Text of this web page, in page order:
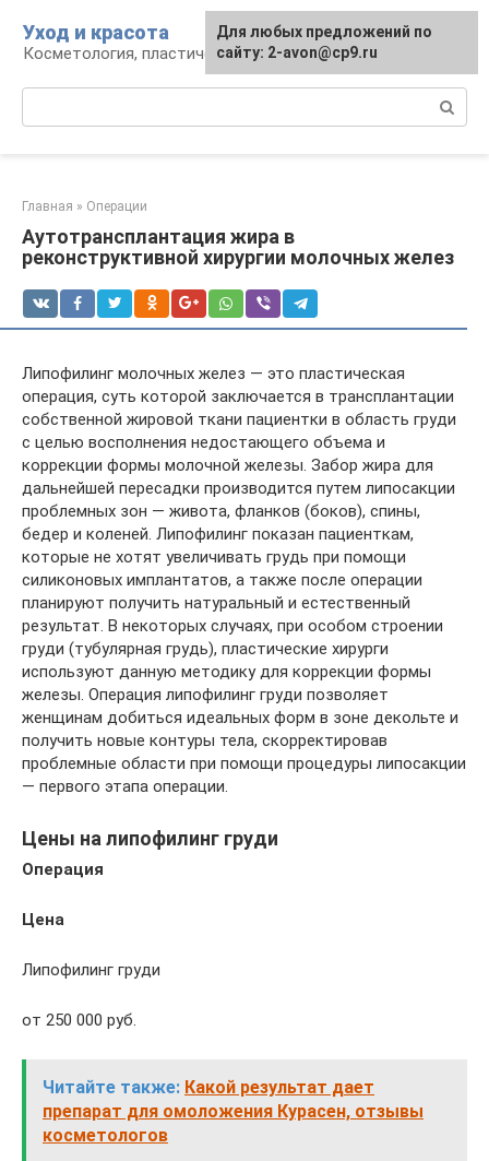
контенту
Уход и красота
Косметология, пластическая хирургия, уход
Главная » Операции
Аутотрансплантация жира в
реконструктивной хирургии молочных желез
Липофилинг молочных желез — это пластическая
операция, суть которой заключается в трансплантации
собственной жировой ткани пациентки в область груди
с целью восполнения недостающего объема и
коррекции формы молочной железы. Забор жира для
дальнейшей пересадки производится путем липосакции
проблемных зон — живота, фланков (боков), спины,
бедер и коленей. Липофилинг показан пациенткам,
которые не хотят увеличивать грудь при помощи
силиконовых имплантатов, а также после операции
планируют получить натуральный и естественный
результат. В некоторых случаях, при особом строении
груди (тубулярная грудь), пластические хирурги
используют данную методику для коррекции формы
железы. Операция липофилинг груди позволяет
женщинам добиться идеальных форм в зоне декольте и
получить новые контуры тела, скорректировав
проблемные области при помощи процедуры липосакции
— первого этапа операции.
Цены на липофилинг груди
Операция
Цена
Липофилинг груди
от 250 000 руб.
Читайте также: Какой результат дает
препарат для омоложения Курасен, отзывы
косметологов
Для любых предложений по
сайту: 2-avon@cp9.ru